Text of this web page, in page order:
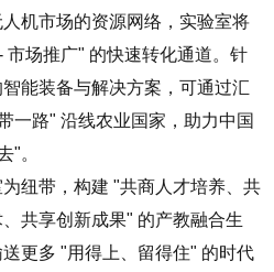
机市场的资源网络，实验室将
市场推广" 的快速转化通道。针
能装备与解决方案，可通过汇
一路" 沿线农业国家，助力中国
"。
纽带，构建 "共商人才培养、共
共享创新成果" 的产教融合生
更多 "用得上、留得住" 的时代